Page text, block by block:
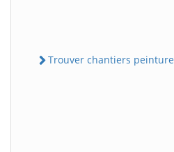
Trouver chantiers peinture